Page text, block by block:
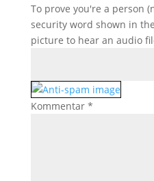
To prove you're a person
security word shown in
picture to hear an audio
Kommentar *